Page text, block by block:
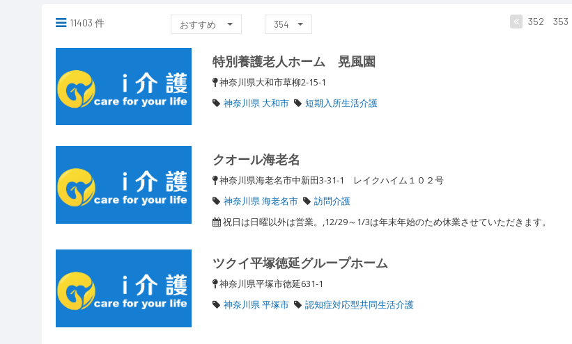
11403 件 おすすめ 354 352 353
特別養護老人ホーム 晃風園
神奈川県大和市草柳2-15-1
神奈川県 大和市
短期入所生活介護
クオール海老名
神奈川県海老名市中新田3-31-1 レイクハイム１０２号
神奈川県 海老名市
訪問介護
祝日は日曜以外は営業。,12/29～1/3は年末年始のため休業させていただきます。
ツクイ平塚徳延グループホーム
神奈川県平塚市徳延631-1
神奈川県 平塚市
認知症対応型共同生活介護